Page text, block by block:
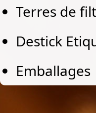
Terres de
Destick
Emballages